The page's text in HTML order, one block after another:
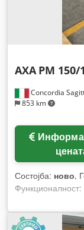
Concordia
853 km
AXA PM 150/
Состојба: ново,
Функционалност: